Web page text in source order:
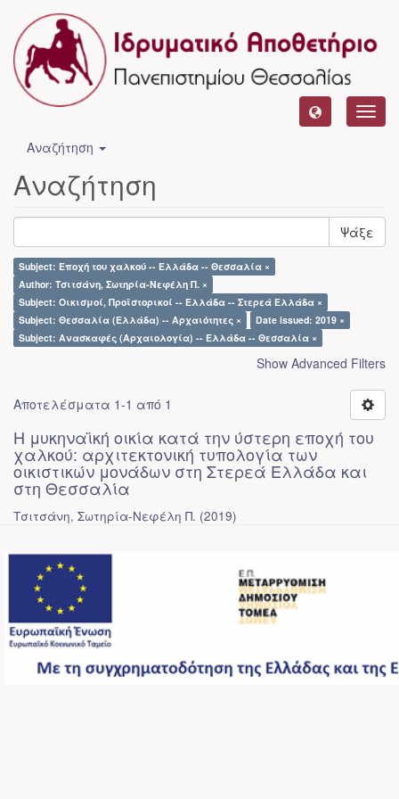
Αναζήτηση
Αναζήτηση
Ψάξε
Subject: Εποχή του χαλκού -- Ελλάδα -- Θεσσαλία ×
Author: Τσιτσάνη, Σωτηρία-Νεφέλη Π. ×
Subject: Οικισμοί, Προϊστορικοί -- Ελλάδα -- Στερεά Ελλάδα ×
Subject: Θεσσαλία (Ελλάδα) -- Αρχαιότητες ×
Date issued: 2019 ×
Subject: Ανασκαφές (Αρχαιολογία) -- Ελλάδα -- Θεσσαλία ×
Show Advanced Filters
Αποτελέσματα 1-1 από 1
Η μυκηναϊκή οικία κατά την ύστερη εποχή του
χαλκού: αρχιτεκτονική τυπολογία των
οικιστικών μονάδων στη Στερεά Ελλάδα και
στη Θεσσαλία
Τσιτσάνη, Σωτηρία-Νεφέλη Π. (2019)